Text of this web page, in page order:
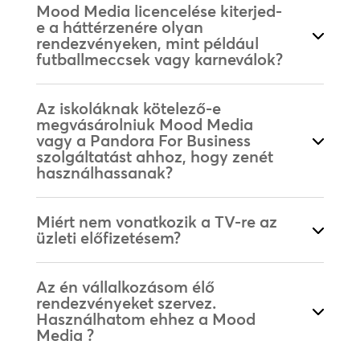
Mood Media licencelése kiterjed-
e a háttérzenére olyan
rendezvényeken, mint például
futballmeccsek vagy karneválok?
Az iskoláknak kötelező-e
megvásárolniuk Mood Media
vagy a Pandora For Business
szolgáltatást ahhoz, hogy zenét
használhassanak?
Miért nem vonatkozik a TV-re az
üzleti előfizetésem?
Az én vállalkozásom élő
rendezvényeket szervez.
Használhatom ehhez a Mood
Media ?